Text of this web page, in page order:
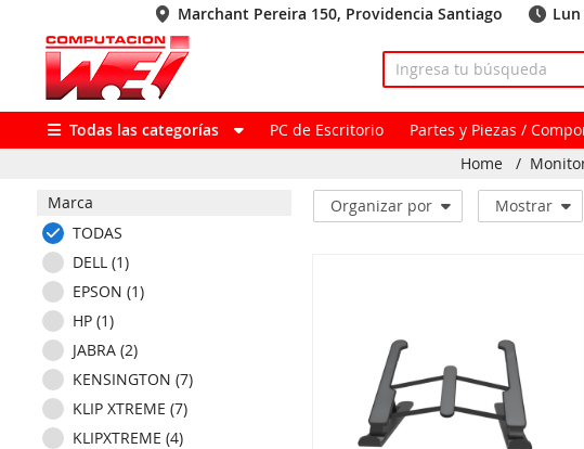
Marchant Pereira 150, Providencia Santiago
Todas las categorías PC de Escritorio Partes y Piezas /
Home
/
Marca
TODAS
DELL (1)
EPSON (1)
HP (1)
JABRA (2)
KENSINGTON (7)
KLIP XTREME (7)
KLIPXTREME (4)
Organizar por Mostrar